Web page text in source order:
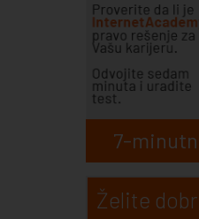
7-
Želite